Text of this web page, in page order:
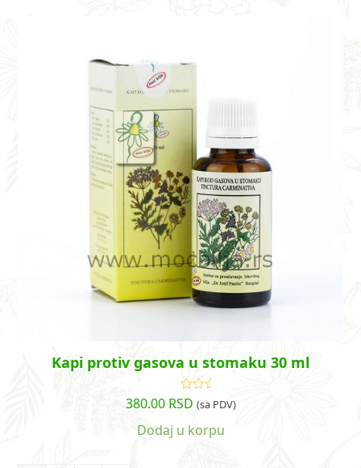
Kapi protiv gasova u stomaku 30 ml
Ocenjeno
sa4.83od
380.00 RSD (sa PDV)
Dodaj u korpu